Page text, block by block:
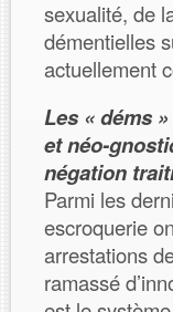
sexualité, de
démentielles
actuellement
Les « déms
et néo-
négation
Parmi les
escroquerie
arrestations
ramassé